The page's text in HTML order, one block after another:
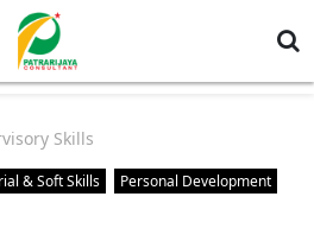
Skills
& Soft Skills
Personal Development